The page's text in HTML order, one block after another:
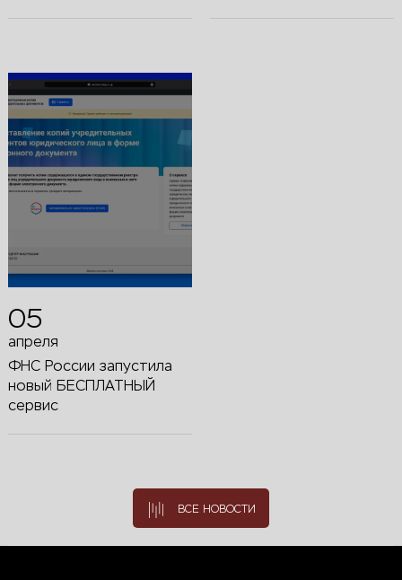
05
апреля
ФНС России запустила
новый БЕСПЛАТНЫЙ
сервис
ВСЕ НОВОСТИ